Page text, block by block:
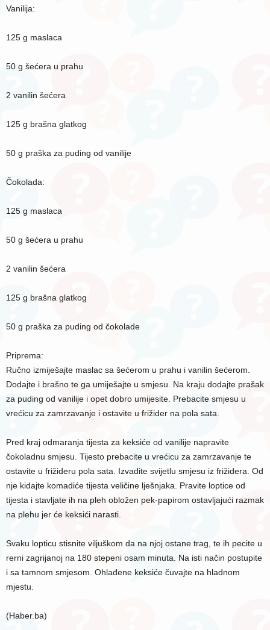
Vanilija:
125 g maslaca
50 g šećera u prahu
2 vanilin šećera
125 g brašna glatkog
50 g praška za puding od vanilije
Čokolada:
125 g maslaca
50 g šećera u prahu
2 vanilin šećera
125 g brašna glatkog
50 g praška za puding od čokolade
Priprema:
Ručno izmiješajte maslac sa šećerom u prahu i vanilin šećerom.
Dodajte i brašno te ga umiješajte u smjesu. Na kraju dodajte prašak
za puding od vanilije i opet dobro umijesite. Prebacite smjesu u
vrećicu za zamrzavanje i ostavite u frižider na pola sata.
Pred kraj odmaranja tijesta za keksiće od vanilije napravite
čokoladnu smjesu. Tijesto prebacite u vrećicu za zamrzavanje te
ostavite u frižideru pola sata. Izvadite svijetlu smjesu iz frižidera. Od
nje kidajte komadiće tijesta veličine lješnjaka. Pravite loptice od
tijesta i stavljate ih na pleh obložen pek-papirom ostavljajući razmak
na plehu jer će keksići narasti.
Svaku lopticu stisnite viljuškom da na njoj ostane trag, te ih pecite u
rerni zagrijanoj na 180 stepeni osam minuta. Na isti način postupite
i sa tamnom smjesom. Ohlađene keksiće čuvajte na hladnom
mjestu.
(Haber.ba)